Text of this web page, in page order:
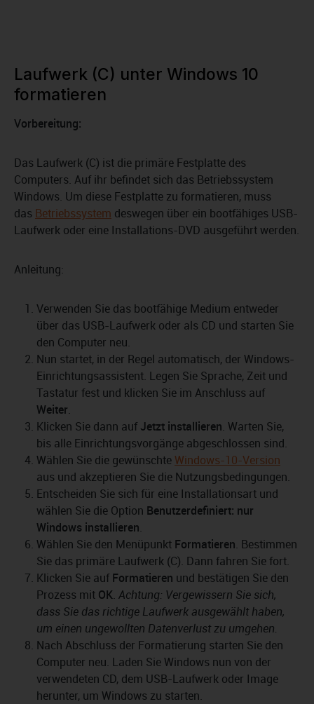
Laufwerk (C) unter Windows 10
formatieren
Vorbereitung:
Das Laufwerk (C) ist die primäre Festplatte des
Computers. Auf ihr befindet sich das Betriebssystem
Windows. Um diese Festplatte zu formatieren, muss
das Betriebssystem deswegen über ein bootfähiges USB-
Laufwerk oder eine Installations-DVD ausgeführt werden.
Anleitung:
Verwenden Sie das bootfähige Medium entweder
über das USB-Laufwerk oder als CD und starten Sie
den Computer neu.
Nun startet, in der Regel automatisch, der Windows-
Einrichtungsassistent. Legen Sie Sprache, Zeit und
Tastatur fest und klicken Sie im Anschluss auf
Weiter.
Klicken Sie dann auf Jetzt installieren. Warten Sie,
bis alle Einrichtungsvorgänge abgeschlossen sind.
Wählen Sie die gewünschteWindows-10-Version
aus und akzeptieren Sie die Nutzungsbedingungen.
Entscheiden Sie sich für eine Installationsart und
wählen Sie die Option Benutzerdefiniert: nur
Windows installieren.
Wählen Sie den Menüpunkt Formatieren. Bestimmen
Sie das primäre Laufwerk (C). Dann fahren Sie fort.
Klicken Sie auf Formatieren und bestätigen Sie den
Prozess mit OK. Achtung: Vergewissern Sie sich,
dass Sie das richtige Laufwerk ausgewählt haben,
um einen ungewollten Datenverlust zu umgehen.
Nach Abschluss der Formatierung starten Sie den
Computer neu. Laden Sie Windows nun von der
verwendeten CD, dem USB-Laufwerk oder Image
herunter, um Windows zu starten.